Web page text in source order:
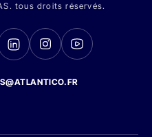
tous droits réservés.